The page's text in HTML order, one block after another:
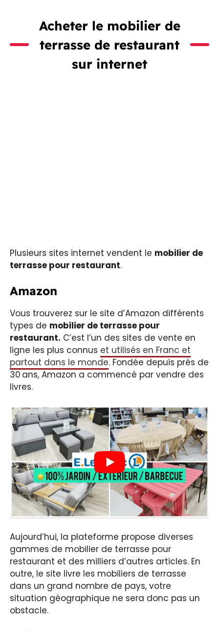
Acheter le mobilier de
terrasse de restaurant
sur internet
Plusieurs sites internet vendent le mobilier de
terrasse pour restaurant.
Amazon
Vous trouverez sur le site d’Amazon différents
types de mobilier de terrasse pour
restaurant. C’est l’un des sites de vente en
ligne les plus connus et utilisés en Franc et
partout dans le monde. Fondée depuis près de
30 ans, Amazon a commencé par vendre des
livres.
Aujourd’hui, la plateforme propose diverses
gammes de mobilier de terrasse pour
restaurant et des milliers d’autres articles. En
outre, le site livre les mobiliers de terrasse
dans un grand nombre de pays, votre
situation géographique ne sera donc pas un
obstacle.